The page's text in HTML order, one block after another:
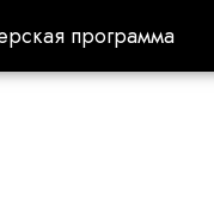
программа
программа